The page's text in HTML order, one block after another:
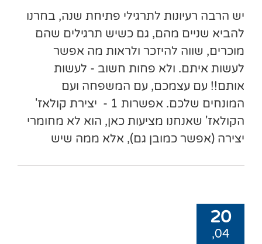
יש הרבה רעיונות לתרגילי פתיחת שנה, בחרנו
להביא שניים מהם, גם כשיש תרגילים שהם
מוכרים, שווה להיזכר ולראות מה אפשר
לעשות איתם. ולא פחות חשוב - לעשות
אותם!! עם עצמכם, עם המשפחה ועם
המונחים שלכם. אפשרות 1 - יצירת קולאז'
הקולאז' שאנחנו מציעות כאן, הוא לא מחומרי
יצירה (אפשר כמובן גם), אלא ממה שיש
20
04,